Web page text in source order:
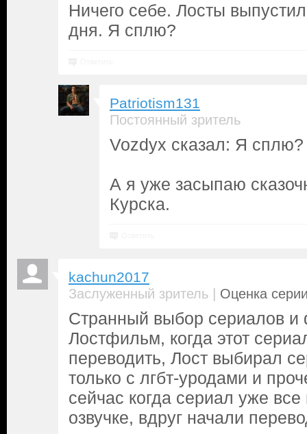
Ничего себе. Лосты
дня. Я сплю?
Patriotism131
Постоянный зритель
Vozdyx сказал: Я сплю?
А я уже засыпаю
Курска.
kachun2017
Заслуженный зритель | Оценка
Странный выбор сериалов и
Лостфильм, когда этот
переводить, Лост выбирал
только с лгбт-уродами и
сейчас когда сериал уже
озвучке, вдруг начали